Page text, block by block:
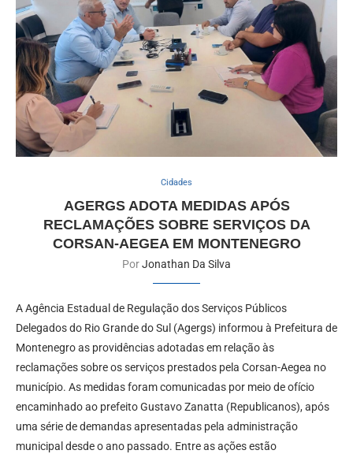
Cidades
AGERGS ADOTA MEDIDAS APÓS
RECLAMAÇÕES SOBRE SERVIÇOS DA
CORSAN-AEGEA EM MONTENEGRO
PorJonathan Da Silva
A Agência Estadual de Regulação dos Serviços Públicos
Delegados do Rio Grande do Sul (Agergs) informou à Prefeitura de
Montenegro as providências adotadas em relação às
reclamações sobre os serviços prestados pela Corsan-Aegea no
município. As medidas foram comunicadas por meio de ofício
encaminhado ao prefeito Gustavo Zanatta (Republicanos), após
uma série de demandas apresentadas pela administração
municipal desde o ano passado. Entre as ações estão